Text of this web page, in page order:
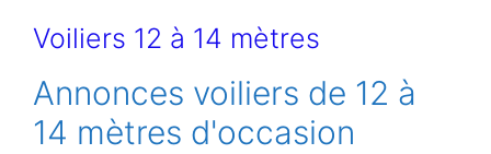
Voiliers 12 à 14 mètres
Annonces voiliers de 12 à
14 mètres d'occasion